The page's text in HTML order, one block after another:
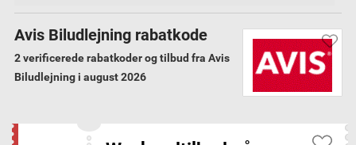
Garanterede verificerede koder
Vi har verificeret alle 2 Avis Biludlejning
rabatkoder og tilbud for august 2026
Avis Biludlejning kategorier
Avis Biludlejning rabatkode
2 verificerede rabatkoder og tilbud fra Avis
Biludlejning i august 2026